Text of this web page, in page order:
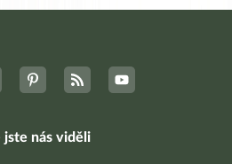
jste nás viděli